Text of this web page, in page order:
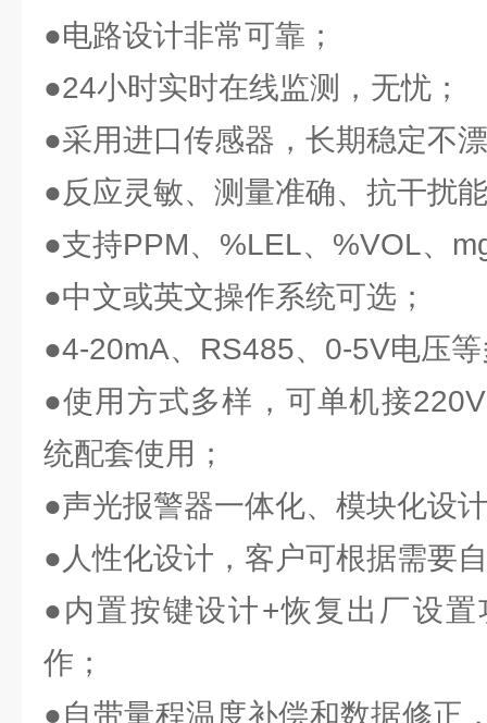
●电路设计非常可靠；
●24小时实时在线监测，无忧；
●采用进口传感器，长期稳定不
●反应灵敏、测量准确、抗干扰
●支持PPM、%LEL、%VOL、
●中文或英文操作系统可选；
●4-20mA、RS485、0-5V电压
●使用方式多样，可单机接
统配套使用；
●声光报警器一体化、模块化设
●人性化设计，客户可根据需要
●内置按键设计+恢复出厂设
作；
●自带量程温度补偿和数据修正